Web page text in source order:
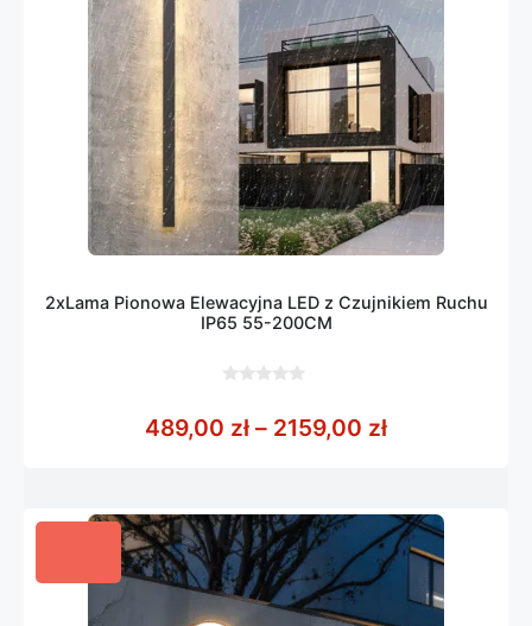
2xLama Pionowa Elewacyjna LED z Czujnikiem Ruchu
IP65 55-200CM
5
489,00 zł – 2159,00 złZakres cen: